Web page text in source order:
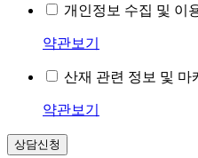
개인정보 수집 및 이
약관보기
산재 관련 정보 및 마
약관보기
상담신청